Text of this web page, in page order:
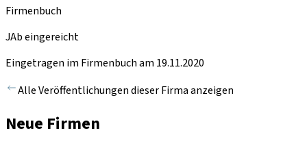
Firmenbuch
JAb eingereicht
Eingetragen im Firmenbuch am 19.11.2020
Alle Veröffentlichungen dieser Firma anzeigen
Neue Firmen